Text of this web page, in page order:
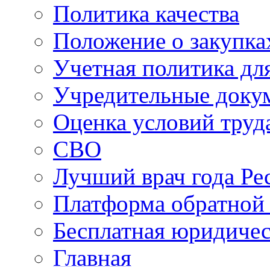
Политика качества
Положение о
Учетная политика
Учредительные
Оценка условий
СВО
Лучший врач года
Платформа
Бесплатная
Главная